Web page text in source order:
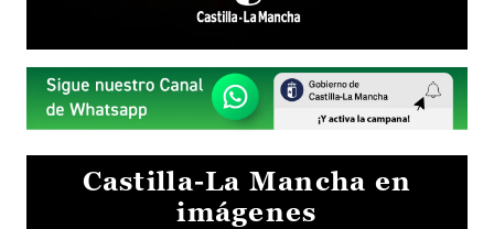
Castilla-La Mancha en
imágenes